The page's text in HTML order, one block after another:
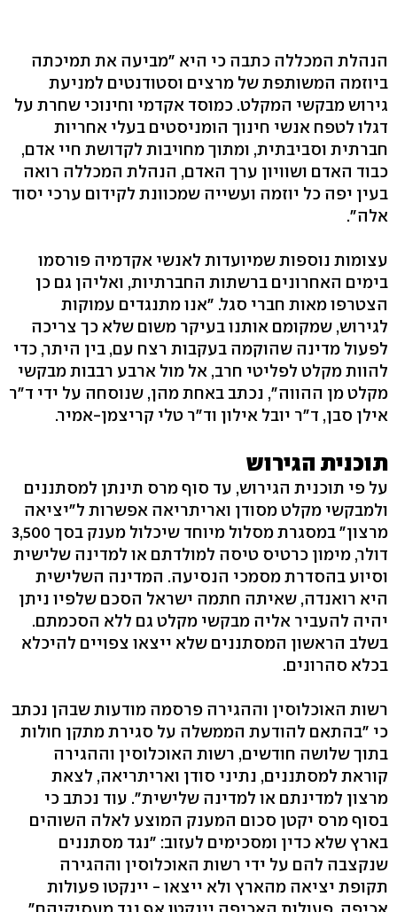
הנהלת המכללה כתבה כי היא "מביעה את תמיכתה
ביוזמה המשותפת של מרצים וסטודנטים למניעת
גירוש מבקשי המקלט. כמוסד אקדמי וחינוכי שחרת על
דגלו לטפח אנשי חינוך הומניסטים בעלי אחריות
חברתית וסביבתית, ומתוך מחויבות לקדושת חיי אדם,
כבוד האדם ושוויון ערך האדם, הנהלת המכללה רואה
בעין יפה כל יוזמה ועשייה שמכוונת לקידום ערכי יסוד
אלה".
עצומות נוספות שמיועדות לאנשי אקדמיה פורסמו
בימים האחרונים ברשתות החברתיות, ואליהן גם כן
הצטרפו מאות חברי סגל. "אנו מתנגדים עמוקות
לגירוש, שמקומם אותנו בעיקר משום שלא כך צריכה
לפעול מדינה שהוקמה בעקבות רצח עם, בין היתר, כדי
להוות מקלט לפליטי חרב, אל מול ארבע רבבות מבקשי
מקלט מן ההווה", נכתב באחת מהן, שנוסחה על ידי ד"ר
אילן סבן, ד"ר יובל אילון וד"ר טלי קריצמן-אמיר.
תוכנית הגירוש
על פי תוכנית הגירוש, עד סוף מרס תינתן למסתננים
ולמבקשי מקלט מסודן ואריתריאה אפשרות ל"יציאה
מרצון" במסגרת מסלול מיוחד שיכלול מענק בסך 3,500
דולר, מימון כרטיס טיסה למולדתם או למדינה שלישית
וסיוע בהסדרת מסמכי הנסיעה. המדינה השלישית
היא רואנדה, שאיתה חתמה ישראל הסכם שלפיו ניתן
יהיה להעביר אליה מבקשי מקלט גם ללא הסכמתם.
בשלב הראשון המסתננים שלא ייצאו צפויים להיכלא
בכלא סהרונים.
רשות האוכלוסין וההגירה פרסמה מודעות שבהן נכתב
כי "בהתאם להודעת הממשלה על סגירת מתקן חולות
בתוך שלושה חודשים, רשות האוכלוסין וההגירה
קוראת למסתננים, נתיני סודן ואריתריאה, לצאת
מרצון למדינתם או למדינה שלישית". עוד נכתב כי
בסוף מרס יקטן סכום המענק המוצע לאלה השוהים
בארץ שלא כדין ומסכימים לעזוב: "נגד מסתננים
שנקצבה להם על ידי רשות האוכלוסין וההגירה
תקופת יציאה מהארץ ולא ייצאו - יינקטו פעולות